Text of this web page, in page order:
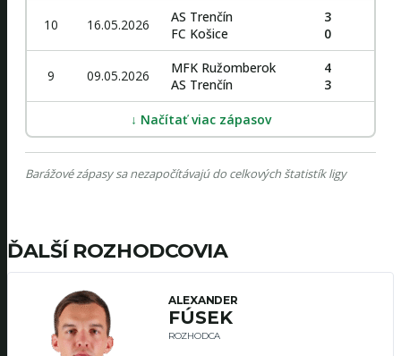
ĎALŠÍ ROZHODCOVIA
ALEXANDER
FÚSEK
ROZHODCA